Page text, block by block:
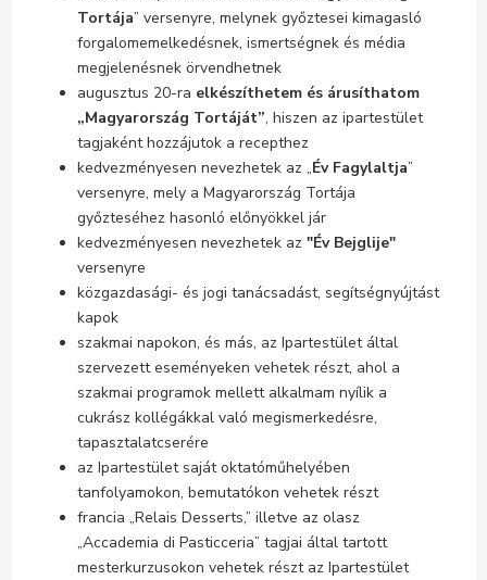
Tortája” versenyre, melynek győztesei kimagasló
forgalomemelkedésnek, ismertségnek és média
megjelenésnek örvendhetnek
augusztus 20-ra elkészíthetem és árusíthatom
„Magyarország Tortáját”, hiszen az ipartestület
tagjaként hozzájutok a recepthez
kedvezményesen nevezhetek az „Év Fagylaltja”
versenyre, mely a Magyarország Tortája
győzteséhez hasonló előnyökkel jár
kedvezményesen nevezhetek az "Év Bejglije"
versenyre
közgazdasági- és jogi tanácsadást, segítségnyújtást
kapok
szakmai napokon, és más, az Ipartestület által
szervezett eseményeken vehetek részt, ahol a
szakmai programok mellett alkalmam nyílik a
cukrász kollégákkal való megismerkedésre,
tapasztalatcserére
az Ipartestület saját oktatóműhelyében
tanfolyamokon, bemutatókon vehetek részt
francia „Relais Desserts,” illetve az olasz
„Accademia di Pasticceria” tagjai által tartott
mesterkurzusokon vehetek részt az Ipartestület